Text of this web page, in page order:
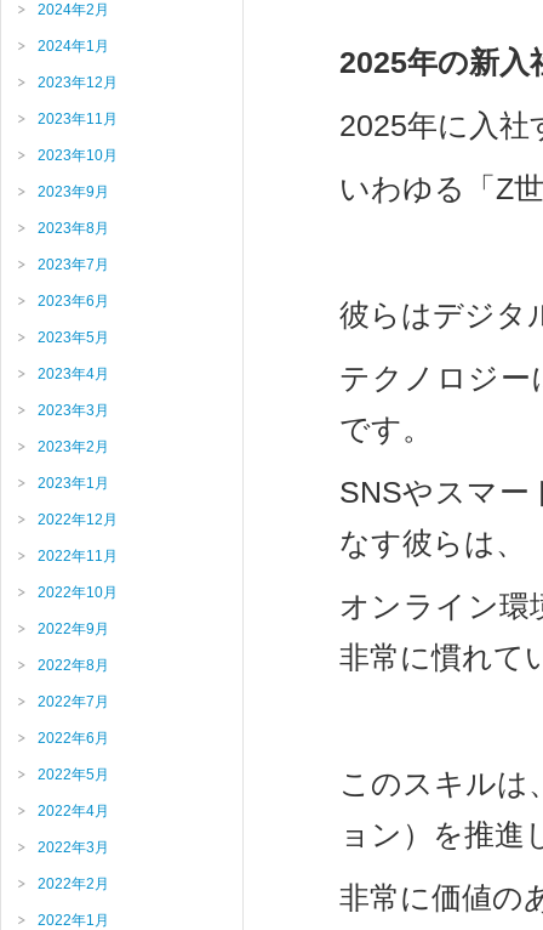
2025年の新
2025年に入社
いわゆる「Z
彼らはデジタ
テクノロジー
です。
SNSやスマー
なす彼らは、
オンライン環
非常に慣れて
このスキルは
ョン）を推進
非常に価値の
2024年2月
2024年1月
2023年12月
2023年11月
2023年10月
2023年9月
2023年8月
2023年7月
2023年6月
2023年5月
2023年4月
2023年3月
2023年2月
2023年1月
2022年12月
2022年11月
2022年10月
2022年9月
2022年8月
2022年7月
2022年6月
2022年5月
2022年4月
2022年3月
2022年2月
2022年1月